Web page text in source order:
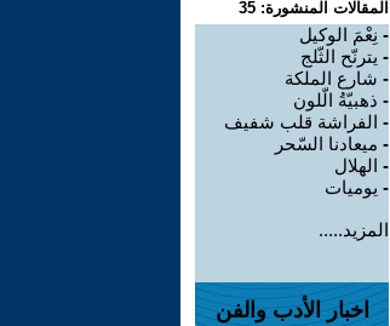
المقالات المنشورة: 35
- نِعْمَ الوكيل
- يترنّح الثّلج
- شارع الملكة
- ذهبيّةُ الّلون
- الفراشة قلب شفيف
- ميعادنا السّحر
- الهلال
- يوميات
المزيد.....
اخبار الأدب والفن